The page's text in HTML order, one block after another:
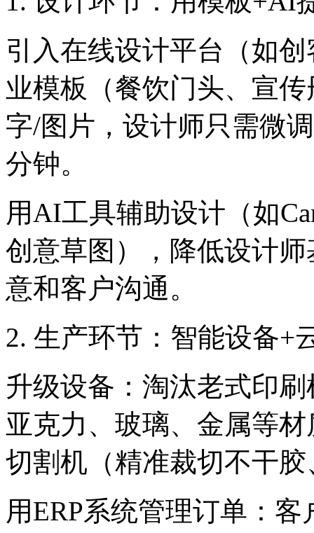
引入在线设计平台（如
业模板（餐饮门头、宣
字/图片，设计师只需微
分钟。
用AI工具辅助设计（如
创意草图），降低设计
意和客户沟通。
2. 生产环节：智能设备+
升级设备：淘汰老式印
亚克力、玻璃、金属等
切割机（精准裁切不干
用ERP系统管理订单：